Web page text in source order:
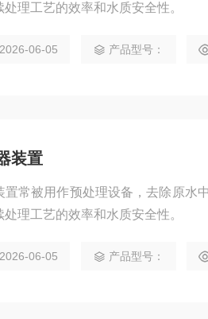
理工艺的效率和水质安全性。
06-05 产品型号：
装置
置常被用作预处理设备，去除原水
理工艺的效率和水质安全性。
06-05 产品型号：